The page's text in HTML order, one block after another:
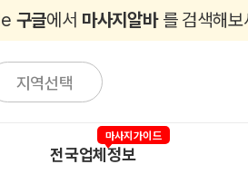
구글에서 마사지알바 를 검색해보
지역선택
전국업체정보
마사지가이드